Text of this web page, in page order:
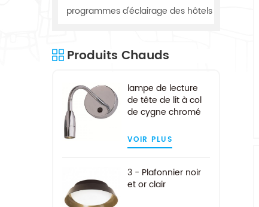
programmes d'éclairage des hôtels
Produits Chauds
lampe de lecture
de tête de lit à col
de cygne chromé
VOIR PLUS
3 - Plafonnier noir
et or clair